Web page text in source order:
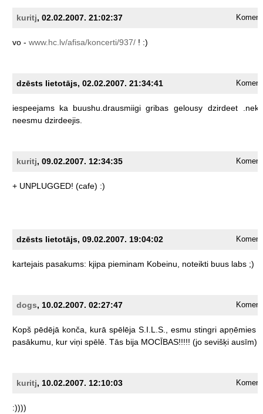
kuritj, 02.02.2007. 21:02:37
vo - www.hc.lv/afisa/koncerti/937/ ! :)
dzēsts lietotājs, 02.02.2007. 21:34:41
iespeejams ka buushu.drausmiigi gribas gelousy dzirdeet
neesmu dzirdeejis.
kuritj, 09.02.2007. 12:34:35
+ UNPLUGGED! (cafe) :)
dzēsts lietotājs, 09.02.2007. 19:04:02
kartejais pasakums: kjipa pieminam Kobeinu, noteikti buus labs ;)
dogs, 10.02.2007. 02:27:47
Kopš pēdējā konča, kurā spēlēja S.I.L.S., esmu stingri apņēmies
pasākumu,
kur viņi spēlē. Tās bija MOCĪBAS!!!!! (jo sevišķi ausīm)
kuritj, 10.02.2007. 12:10:03
:))))